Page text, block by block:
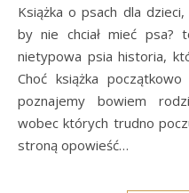
Książka o psach dla dzieci, która wzrusza i zaskakuje Kto
by nie chciał mieć psa?
nietypowa psia historia,
Choć książka
poznajemy bowiem
wobec których trudno
stroną opowieść…